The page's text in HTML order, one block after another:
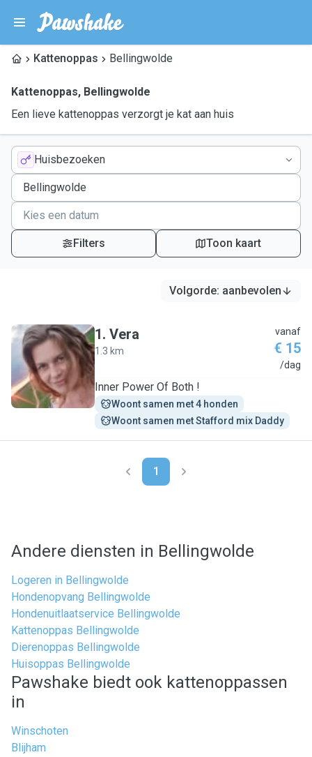
Kattenoppas Bellingwolde
Kattenoppas, Bellingwolde
Een lieve kattenoppas verzorgt je kat aan huis
Huisbezoeken
Filters Toon kaart
Volgorde: aanbevolen
V
1. Vera
1.3 km
vanaf
€ 15
/dag
Inner Power Of Both !
Woont samen met 4 honden
Woont samen met Stafford mix Daddy
1
Andere diensten in Bellingwolde
Logeren in Bellingwolde
Hondenopvang Bellingwolde
Hondenuitlaatservice Bellingwolde
Kattenoppas Bellingwolde
Dierenoppas Bellingwolde
Huisoppas Bellingwolde
Pawshake biedt ook kattenoppassen
in
Winschoten
Blijham